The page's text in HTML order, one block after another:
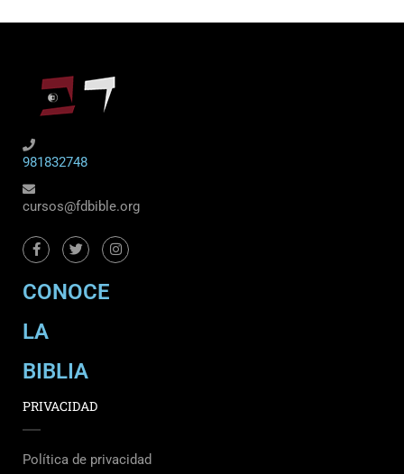
981832748
cursos@fdbible.org
CONOCE
LA
BIBLIA
PRIVACIDAD
Política de privacidad